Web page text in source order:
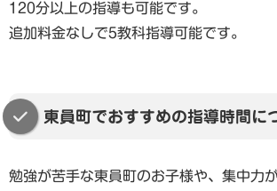
120分以上の指導も可能です。
追加料金なしで5教科指導可能です。
東員町でおすすめの指導時間に
勉強が苦手な東員町のお子様や、集中力